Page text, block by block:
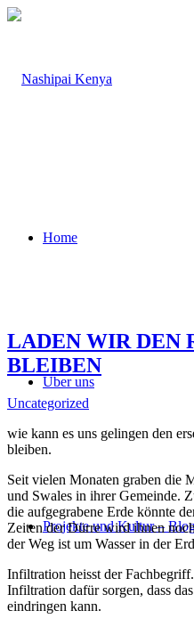
Home
Über uns
Projekte und Kultur –
LADEN WIR DEN
BLEIBEN
Uncategorized
wie kann es uns gelingen den
bleiben.
Seit vielen Monaten graben die
und Swales in ihrer Gemeinde.
die aufgegrabene Erde könnte
Zeiten der Dürre wird ihnen
der Weg ist um Wasser in der
Infiltration heisst der
Infiltration dafür sorgen, dass
eindringen kann.